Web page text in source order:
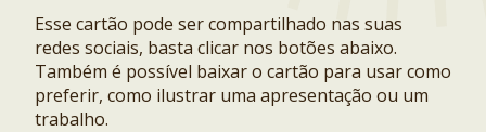
Esse cartão pode ser compartilhado nas suas
redes sociais, basta clicar nos botões abaixo.
Também é possível baixar o cartão para usar como
preferir, como ilustrar uma apresentação ou um
trabalho.